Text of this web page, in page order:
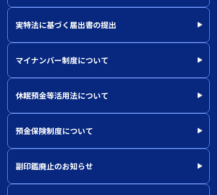
実特法に基づく届出書の提出
マイナンバー制度について
休眠預金等活用法について
預金保険制度について
副印鑑廃止のお知らせ